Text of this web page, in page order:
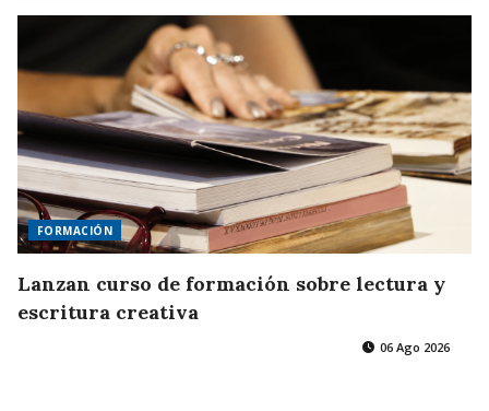
FORMACIÓN
Lanzan curso de formación sobre lectura y
escritura creativa
06 Ago 2026